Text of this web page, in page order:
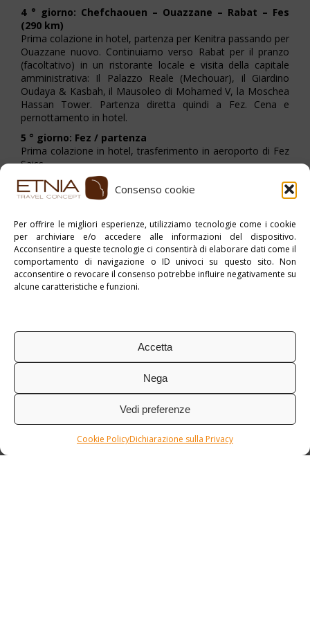
Consenso cookie
Per offrire le migliori esperienze, utilizziamo tecnologie come i cookie
per archiviare e/o accedere alle informazioni del dispositivo.
Acconsentire a queste tecnologie ci consentirà di elaborare dati come il
comportamento di navigazione o ID univoci su questo sito. Non
acconsentire o revocare il consenso potrebbe influire negativamente su
alcune caratteristiche e funzioni.
Accetta
Nega
Vedi preferenze
Cookie PolicyDichiarazione sulla Privacy
4 ° giorno: Chefchaouen – Ouazzane – Rabat – Fes
(290 km)
Prima colazione in hotel, partenza per Kenitra passando per
Ouazzane nuovo. Continuiamo verso Rabat per il pranzo
(facoltativo) in un ristorante locale e visita della capitale
amministrativa: Il Palazzo Reale (Mechouar), il Giardino
Oudaya & Kasbah, il Mausoleo di Mohamed V, la Moschea
Hassan Tower. Partenza diretta quindi a Fez. Cena e
pernottamento in hotel.
5 ° giorno: Fez / partenza
Prima colazione in hotel, trasferimento in aeroporto di Fez
Saiss
Stampa PDF
Pubblicato in:Marocco,myAfrica
Tag:Tour di Gruppo